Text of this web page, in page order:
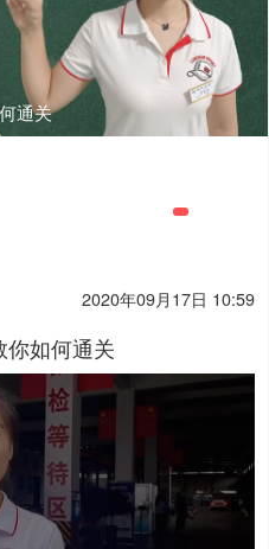
2020年09月17日 10:59
如何通关